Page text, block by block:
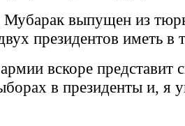
Мубарак выпущен из
президентов иметь в
вскоре представит
в президенты и, я